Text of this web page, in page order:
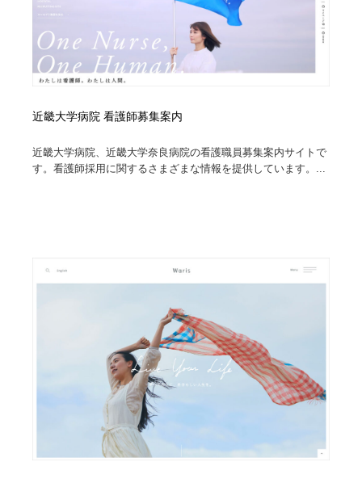
近畿大学病院 看護師募集案内
近畿大学病院、近畿大学奈良病院の看護職員募集案内サイトで
す。看護師採用に関するさまざまな情報を提供しています。...